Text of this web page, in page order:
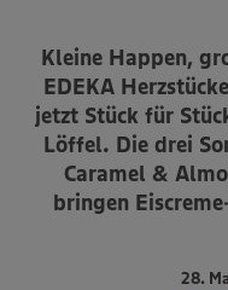
Kleine Happen,
EDEKA
jetzt Stück für
Löffel. Die drei
Caramel &
bringen
28.